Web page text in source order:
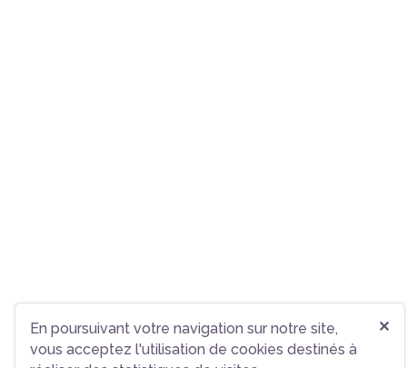
En poursuivant votre navigation sur notre site,
vous acceptez l'utilisation de cookies destinés à
✕